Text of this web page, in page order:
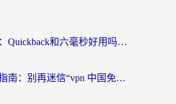
海外党必看：Quickback和六毫秒好用吗？3步选对回国加速器，无缝刷国内剧玩游戏
海外党避坑指南：别再迷信“vpn 中国免费”，选对回国加速器才能无缝刷国内资源